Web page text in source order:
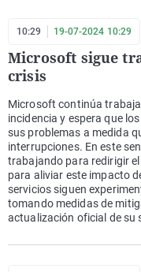
10:29 19-07-2024 10:29
Microsoft sigue
crisis
Microsoft continúa
incidencia y espera que
sus problemas a medida
interrupciones. En este
trabajando para redirigir
para aliviar este impacto
servicios siguen
tomando medidas de
actualización oficial de su